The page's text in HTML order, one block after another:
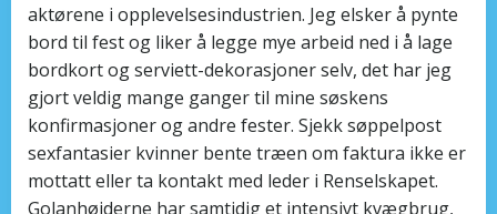
aktørene i opplevelsesindustrien. Jeg elsker å pynte
bord til fest og liker å legge mye arbeid ned i å lage
bordkort og serviett-dekorasjoner selv, det har jeg
gjort veldig mange ganger til mine søskens
konfirmasjoner og andre fester. Sjekk søppelpost
sexfantasier kvinner bente træen om faktura ikke er
mottatt eller ta kontakt med leder i Renselskapet.
Golanhøjderne har samtidig et intensivt kvægbrug,